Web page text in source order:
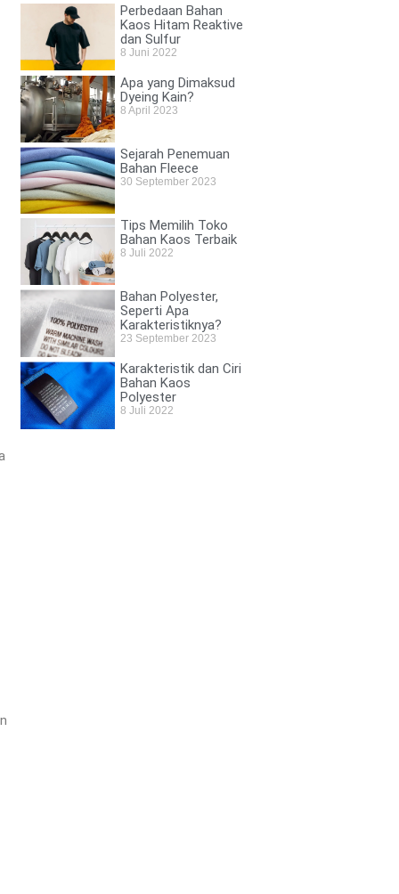
Perbedaan Bahan
Kaos Hitam Reaktive
dan Sulfur
8 Juni 2022
Apa yang Dimaksud
Dyeing Kain?
8 April 2023
Sejarah Penemuan
Bahan Fleece
30 September 2023
Tips Memilih Toko
Bahan Kaos Terbaik
8 Juli 2022
Bahan Polyester,
Seperti Apa
Karakteristiknya?
23 September 2023
Karakteristik dan Ciri
Bahan Kaos
Polyester
8 Juli 2022